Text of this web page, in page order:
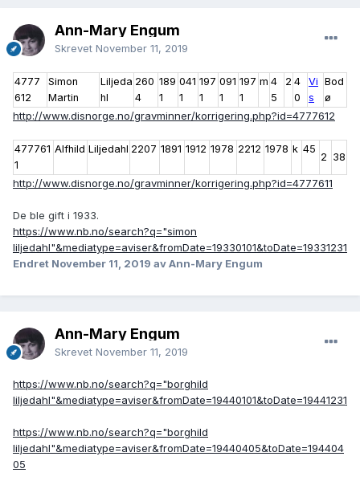
Ann-Mary Engum
Skrevet November 11, 2019
4777
612
Simon
Martin
Liljeda
hl
260
4
189
1
041
1
197
1
091
1
197
1
m 4
5
2 4
0
Vi
s
Bod
ø
http://www.disnorge.no/gravminner/korrigering.php?id=4777612
477761
1
Alfhild Liljedahl 2207 1891 1912 1978 2212 1978 k 45
2 38
http://www.disnorge.no/gravminner/korrigering.php?id=4777611
De ble gift i 1933.
https://www.nb.no/search?q="simon
liljedahl"&mediatype=aviser&fromDate=19330101&toDate=19331231
Endret November 11, 2019 av Ann-Mary Engum
Ann-Mary Engum
Skrevet November 11, 2019
https://www.nb.no/search?q="borghild
liljedahl"&mediatype=aviser&fromDate=19440101&toDate=19441231
https://www.nb.no/search?q="borghild
liljedahl"&mediatype=aviser&fromDate=19440405&toDate=194404
05